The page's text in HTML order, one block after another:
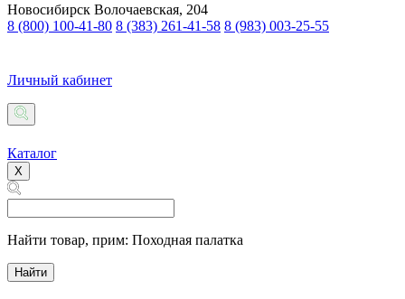
Новосибирск Волочаевская, 204
8 (800) 100-41-80 8 (383) 261-41-58 8 (983) 003-25-55
Личный кабинет
Каталог
X
Найти товар, прим: Походная палатка
Найти